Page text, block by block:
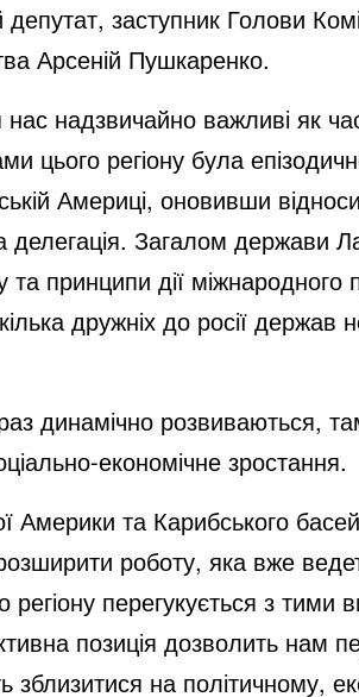
заступник Голови
Арсеній Пушкаренко.
надзвичайно важливі як
цього регіону була
Америці, оновивши
Загалом держави
та принципи дії
дружніх до росії держав
динамічно розвиваються,
економічне зростання.
Америки та Карибського
роботу, яка вже
перегукується з тими
позиція дозволить нам
зблизитися на політичному,